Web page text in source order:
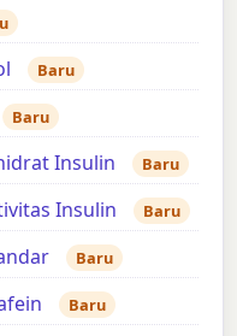
Baru
Baru
Insulin Baru
Insulin Baru
Baru
Baru